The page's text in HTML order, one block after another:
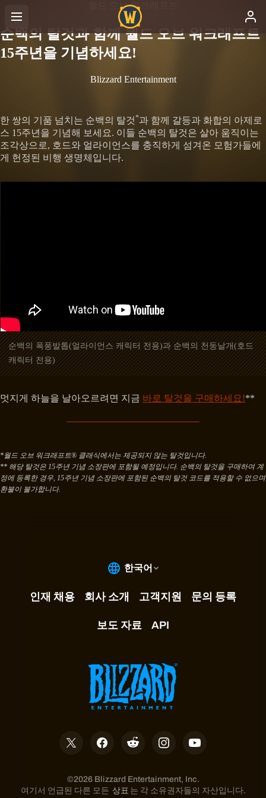
월드 오브 워크래프트
순백의 탈것과 함께 월드 오브 워크래프트
15주년을 기념하세요!
Blizzard Entertainment
한 쌍의 기품 넘치는 순백의 탈것*과 함께 갈등과 화합의 아제로
스 15주년을 기념해 보세요. 이들 순백의 탈것은 살아 움직이는
조각상으로, 호드와 얼라이언스를 충직하게 섬겨온 모험가들에
게 헌정된 비행 생명체입니다.
순백의 폭풍발톱(얼라이언스 캐릭터 전용)과 순백의 천둥날개(호드
캐릭터 전용)
멋지게 하늘을 날아오르려면 지금 바로 탈것을 구매하세요!**
*월드 오브 워크래프트® 클래식에서는 제공되지 않는 탈것입니다.
** 해당 탈것은 15주년 기념 소장판에 포함될 예정입니다. 순백의 탈것을 구매하여 계
정에 등록한 경우, 15주년 기념 소장판에 포함된 순백의 탈것 코드를 적용할 수 없으며
환불이 불가합니다.